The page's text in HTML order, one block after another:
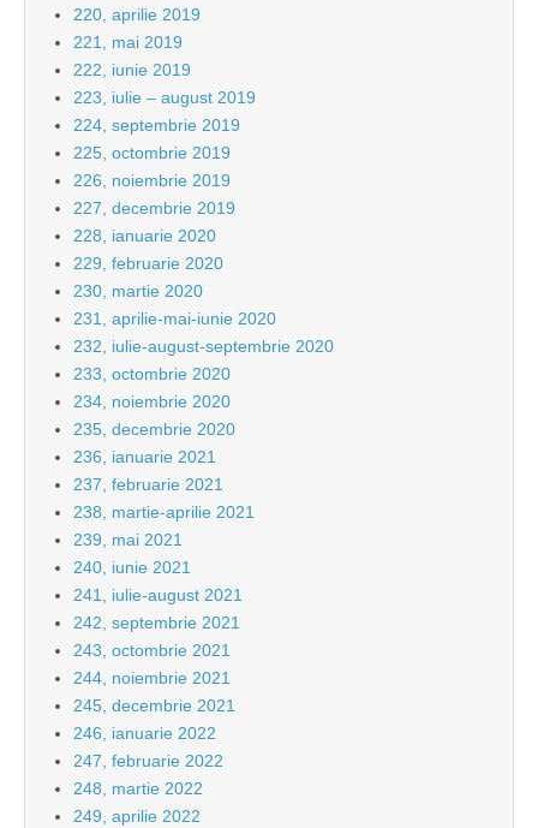
220, aprilie 2019
221, mai 2019
222, iunie 2019
223, iulie – august 2019
224, septembrie 2019
225, octombrie 2019
226, noiembrie 2019
227, decembrie 2019
228, ianuarie 2020
229, februarie 2020
230, martie 2020
231, aprilie-mai-iunie 2020
232, iulie-august-septembrie 2020
233, octombrie 2020
234, noiembrie 2020
235, decembrie 2020
236, ianuarie 2021
237, februarie 2021
238, martie-aprilie 2021
239, mai 2021
240, iunie 2021
241, iulie-august 2021
242, septembrie 2021
243, octombrie 2021
244, noiembrie 2021
245, decembrie 2021
246, ianuarie 2022
247, februarie 2022
248, martie 2022
249, aprilie 2022